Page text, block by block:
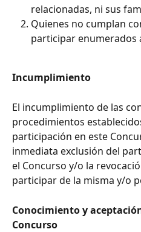
relacionadas, ni sus
Quienes no cumplan
participar enumerados
Incumplimiento
El incumplimiento de las
procedimientos
participación en este
inmediata exclusión del
el Concurso y/o la
participar de la misma y/o
Conocimiento y
Concurso